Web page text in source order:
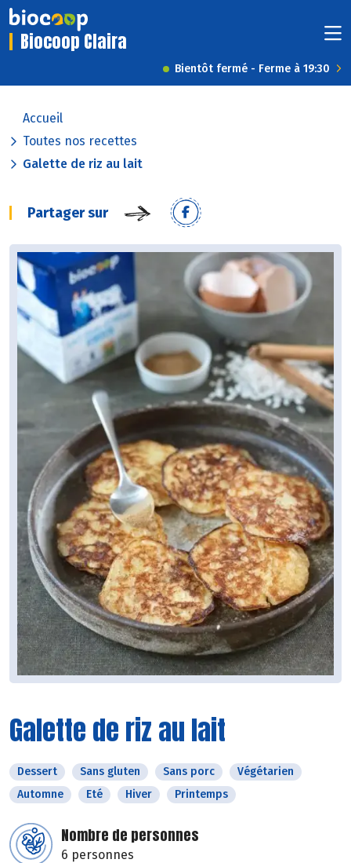
Biocoop Claira
Bientôt fermé - Ferme à 19:30
Accueil
Toutes nos recettes
Galette de riz au lait
Partager sur
Galette de riz au lait
Dessert Sans gluten Sans porc
Végétarien
Automne
Eté Hiver Printemps
Nombre de personnes
6 personnes